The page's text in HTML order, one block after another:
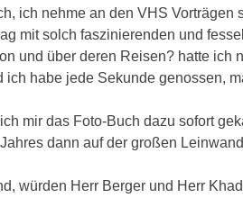
ich nehme an den VHS Vorträgen
mit solch faszinierenden und
und über deren Reisen? hatte ich
habe jede Sekunde genossen,
mir das Foto-Buch dazu sofort
dann auf der großen
würden Herr Berger und Herr